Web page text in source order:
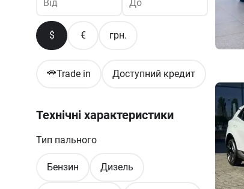
Від До
$ € грн.
🚗Trade in Доступний кредит
Технічні характеристики
Тип пального
Бензин Дизель